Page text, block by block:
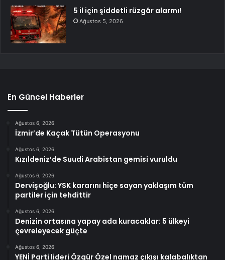
5 il için şiddetli rüzgâr alarmı!
Ağustos 5, 2026
En Güncel Haberler
Ağustos 6, 2026
İzmir’de Kaçak Tütün Operasyonu
Ağustos 6, 2026
Kızıldeniz’de Suudi Arabistan gemisi vuruldu
Ağustos 6, 2026
Dervişoğlu: YSK kararını hiçe sayan yaklaşım tüm
partiler için tehdittir
Ağustos 6, 2026
Denizin ortasına yapay ada kuracaklar: 5 ülkeyi
çevreleyecek güçte
Ağustos 6, 2026
YENİ Parti lideri Özgür Özel namaz çıkışı kalabalıktan